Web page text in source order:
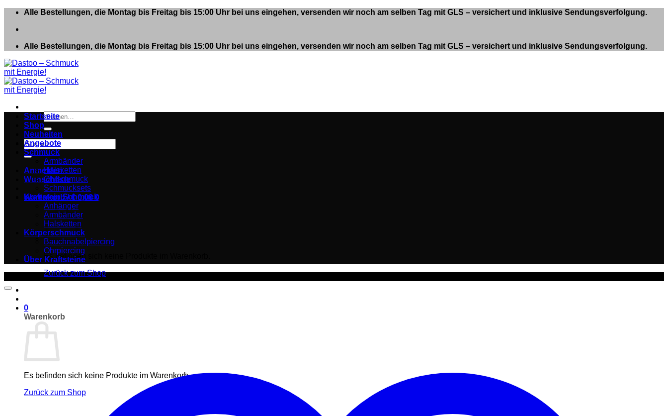
Zum
springen
Alle Bestellungen, die Montag bis Freitag bis 15:00 Uhr bei uns eingehen, versenden wir noch am selben Tag mit GLS – versichert und inklusive Sendungsverfolgung.
Alle Bestellungen, die Montag bis Freitag bis 15:00 Uhr bei uns eingehen, versenden wir noch am selben Tag mit GLS – versichert und inklusive Sendungsverfolgung.
Suchen
nach:
Suchen
nach:
Anmelden
Wunschliste
Warenkorb /€0,00 0
Es befinden sich keine Produkte im Warenkorb.
Zurück zum Shop
0
Warenkorb
Es befinden sich keine Produkte im Warenkorb.
Zurück zum Shop
Startseite
Shop
Neuheiten
Angebote
Schmuck
Armbänder
Halsketten
Ohrschmuck
Schmucksets
Kraftstein Schmuck
Anhänger
Armbänder
Halsketten
Körperschmuck
Bauchnabelpiercing
Ohrpiercing
Über Kraftsteine